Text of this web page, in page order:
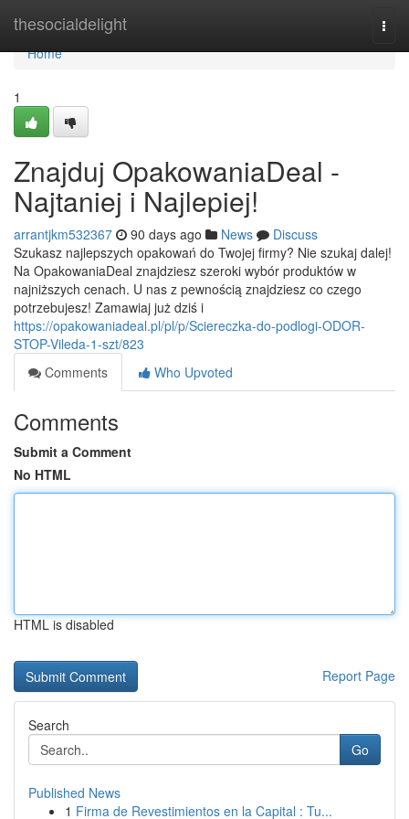
thesocialdelight
Home
Home
1
Znajduj OpakowaniaDeal -
Najtaniej i Najlepiej!
arrantjkm532367 90 days ago News
Discuss
Szukasz najlepszych opakowań do Twojej firmy? Nie szukaj dalej!
Na OpakowaniaDeal znajdziesz szeroki wybór produktów w
najniższych cenach. U nas z pewnością znajdziesz co czego
potrzebujesz! Zamawiaj już dziś i
https://opakowaniadeal.pl/pl/p/Sciereczka-do-podlogi-ODOR-
STOP-Vileda-1-szt/823
Comments
Who Upvoted
Comments
Submit a Comment
No HTML
HTML is disabled
Report Page
Search
Go
Published News
1 Firma de Revestimientos en la Capital : Tu...